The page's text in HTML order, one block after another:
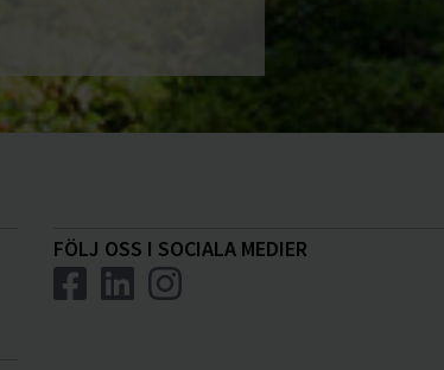
FÖLJ OSS I SOCIALA MEDIER